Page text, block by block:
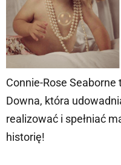
Connie-Rose
Downa, która
realizować i spełniać
historię!